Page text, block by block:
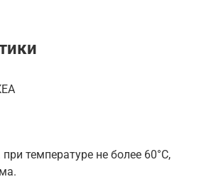
температуре не более 60°C,